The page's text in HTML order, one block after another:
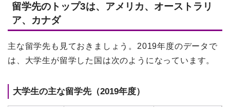
留学先のトップ3は、アメリカ、オーストラリ
ア、カナダ
主な留学先も見ておきましょう。2019年度のデータで
は、大学生が留学した国は次のようになっています。
大学生の主な留学先（2019年度）